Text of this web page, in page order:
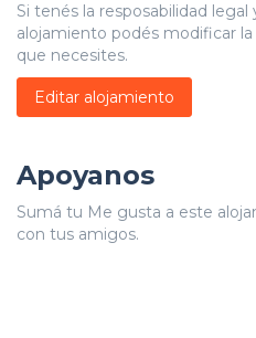
Si tenés la resposabilidad
alojamiento podés modificar
que necesites.
Editar alojamiento
Apoyanos
Sumá tu Me gusta a este
con tus amigos.